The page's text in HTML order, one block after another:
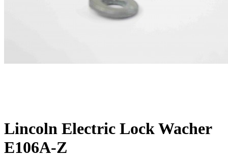
Lincoln Electric Lock Wacher
E106A-Z